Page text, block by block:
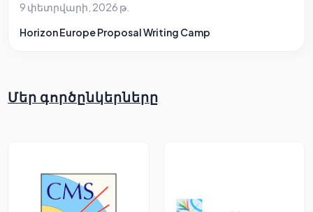
9 փետրվարի, 2026 թ.
Horizon Europe Proposal Writing Camp
Մեր գործընկերները